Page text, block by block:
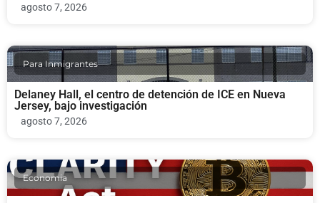
agosto 7, 2026
Para Inmigrantes
Delaney Hall, el centro de detención de ICE en Nueva
Jersey, bajo investigación
agosto 7, 2026
Economia